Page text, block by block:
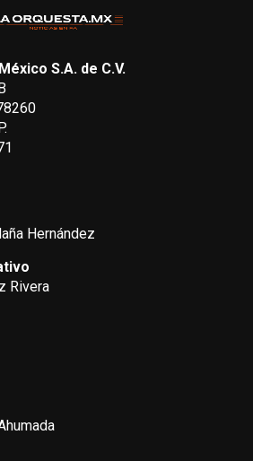
S.A. de C.V.
Hernández
Rivera